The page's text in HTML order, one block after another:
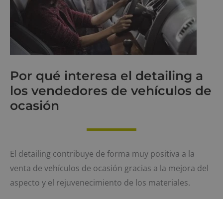
Por qué interesa el detailing a
los vendedores de vehículos de
ocasión
El detailing contribuye de forma muy positiva a la
venta de vehículos de ocasión gracias a la mejora del
aspecto y el rejuvenecimiento de los materiales.